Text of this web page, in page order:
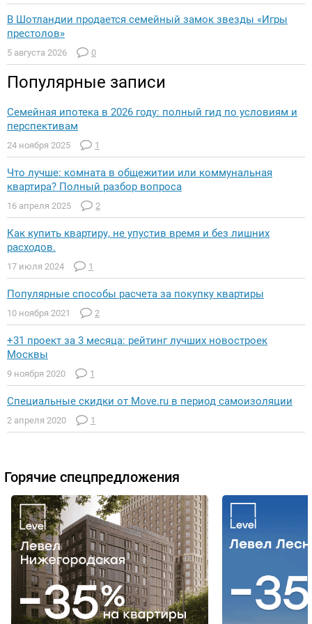
В Шотландии продается семейный замок звезды «Игры
престолов»
5 августа 2026 0
Популярные записи
Семейная ипотека в 2026 году: полный гид по условиям и
перспективам
24 ноября 2025 1
Что лучше: комната в общежитии или коммунальная
квартира? Полный разбор вопроса
16 апреля 2025 2
Как купить квартиру, не упустив время и без лишних
расходов.
17 июля 2024 1
Популярные способы расчета за покупку квартиры
10 ноября 2021 2
+31 проект за 3 месяца: рейтинг лучших новостроек
Москвы
9 ноября 2020 1
Специальные скидки от Move.ru в период самоизоляции
2 апреля 2020 1
Горячие спецпредложения